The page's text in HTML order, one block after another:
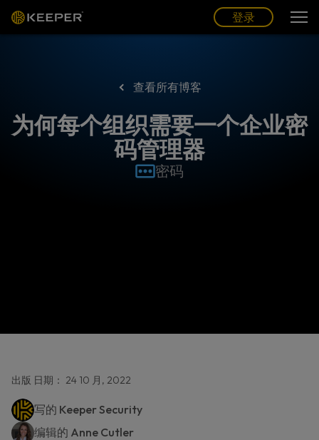
登录
查看所有博客
为何每个组织需要一个企业密
码管理器
密码
出版 日期： 24 10 月, 2022
写的 Keeper Security
编辑的 Anne Cutler